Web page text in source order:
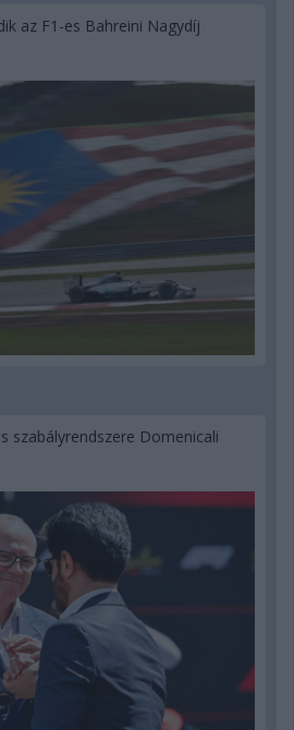
az F1-es Bahreini Nagydíj
szabályrendszere Domenicali